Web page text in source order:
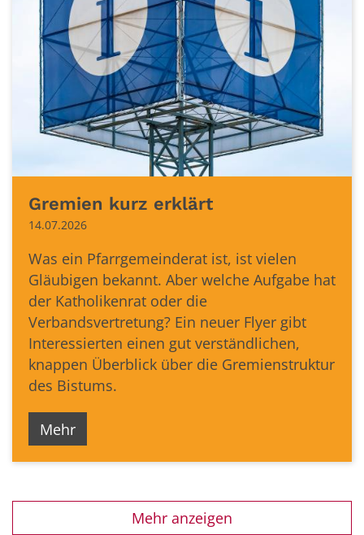
Gremien kurz erklärt
14.07.2026
Was ein Pfarrgemeinderat ist, ist vielen
Gläubigen bekannt. Aber welche Aufgabe hat
der Katholikenrat oder die
Verbandsvertretung? Ein neuer Flyer gibt
Interessierten einen gut verständlichen,
knappen Überblick über die Gremienstruktur
des Bistums.
Mehr
Mehr anzeigen